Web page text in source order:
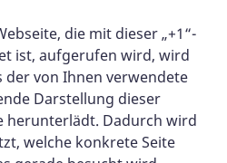
die mit dieser „+1“-
ist, aufgerufen wird, wird
der von Ihnen verwendete
Darstellung dieser
herunterlädt. Dadurch wird
welche konkrete Seite